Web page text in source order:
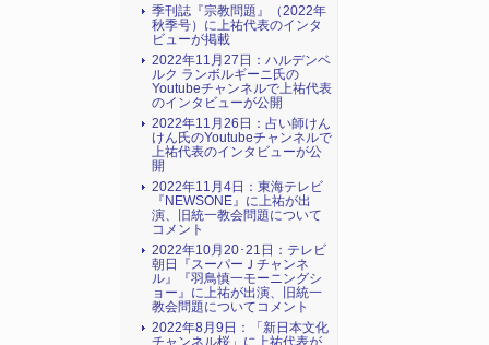
季刊誌『宗教問題』（2022年
秋季号）に上祐代表のインタ
ビューが掲載
2022年11月27日：ハルデンベ
ルク ランボルギーニ氏の
Youtubeチャンネルで上祐代表
のインタビューが公開
2022年11月26日：占い師けん
けん氏のYoutubeチャンネルで
上祐代表のインタビューが公
開
2022年11月4日：東海テレビ
『NEWSONE』に上祐が出
演、旧統一教会問題について
コメント
2022年10月20･21日：テレビ
朝日『スーパーＪチャンネ
ル』『羽鳥慎一モーニングシ
ョー』に上祐が出演、旧統一
教会問題についてコメント
2022年8月9日：「新日本文化